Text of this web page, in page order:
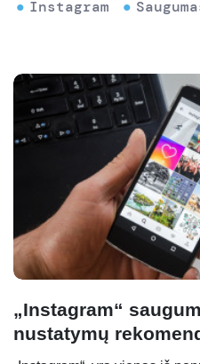
Instagram
„Instagram“
nustatymų